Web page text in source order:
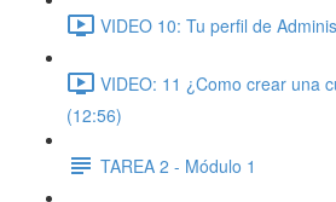
VIDEO 10: Tu perfil de
VIDEO: 11 ¿Como crear una
(12:56)
TAREA 2 - Módulo 1